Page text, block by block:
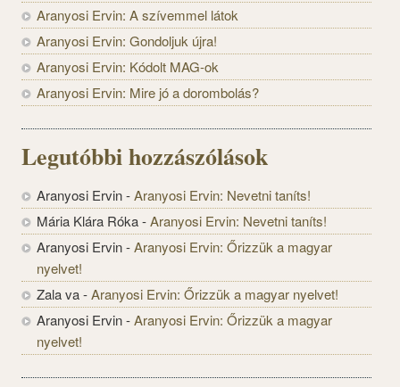
Aranyosi Ervin: A szívemmel látok
Aranyosi Ervin: Gondoljuk újra!
Aranyosi Ervin: Kódolt MAG-ok
Aranyosi Ervin: Mire jó a dorombolás?
Legutóbbi hozzászólások
Aranyosi Ervin-Aranyosi Ervin: Nevetni taníts!
Mária Klára Róka-Aranyosi Ervin: Nevetni taníts!
Aranyosi Ervin-Aranyosi Ervin: Őrizzük a magyar
nyelvet!
Zala va-Aranyosi Ervin: Őrizzük a magyar nyelvet!
Aranyosi Ervin-Aranyosi Ervin: Őrizzük a magyar
nyelvet!